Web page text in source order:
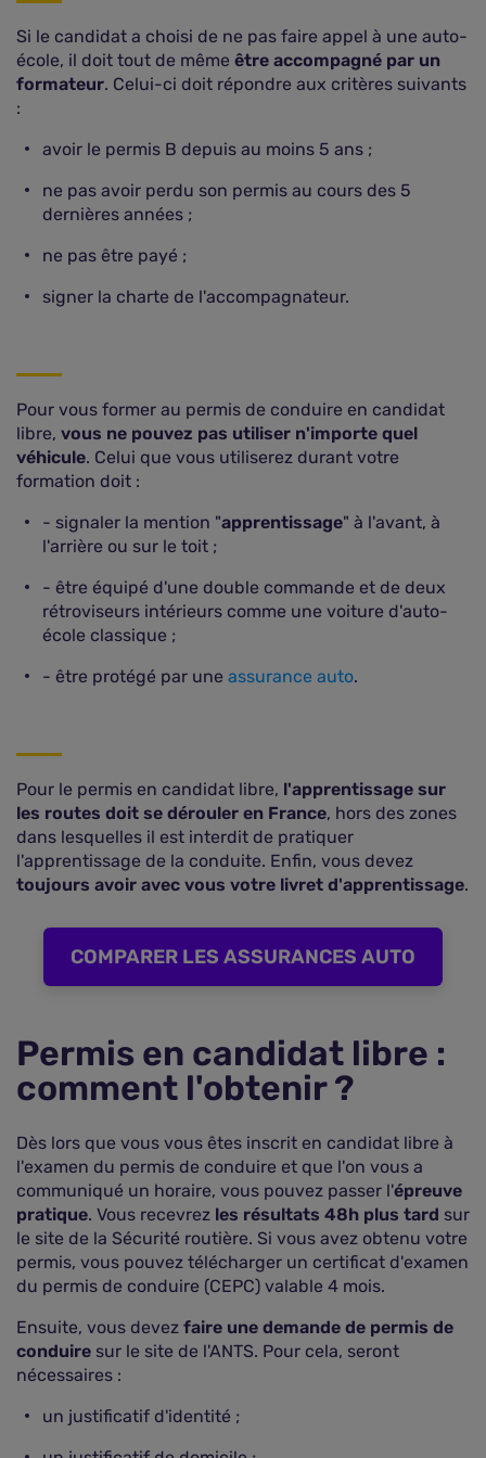
Si le candidat a choisi de ne pas faire appel à une auto-
école, il doit tout de même être accompagné par un
formateur. Celui-ci doit répondre aux critères suivants
:
avoir le permis B depuis au moins 5 ans ;
ne pas avoir perdu son permis au cours des 5
dernières années ;
ne pas être payé ;
signer la charte de l'accompagnateur.
Pour vous former au permis de conduire en candidat
libre, vous ne pouvez pas utiliser n'importe quel
véhicule. Celui que vous utiliserez durant votre
formation doit :
- signaler la mention "apprentissage" à l'avant, à
l'arrière ou sur le toit ;
- être équipé d'une double commande et de deux
rétroviseurs intérieurs comme une voiture d'auto-
école classique ;
- être protégé par une assurance auto.
Pour le permis en candidat libre, l'apprentissage sur
les routes doit se dérouler en France, hors des zones
dans lesquelles il est interdit de pratiquer
l'apprentissage de la conduite. Enfin, vous devez
toujours avoir avec vous votre livret d'apprentissage.
COMPARER LES ASSURANCES AUTO
Permis en candidat libre :
comment l'obtenir ?
Dès lors que vous vous êtes inscrit en candidat libre à
l'examen du permis de conduire et que l'on vous a
communiqué un horaire, vous pouvez passer l'épreuve
pratique. Vous recevrez les résultats 48h plus tard sur
le site de la Sécurité routière. Si vous avez obtenu votre
permis, vous pouvez télécharger un certificat d'examen
du permis de conduire (CEPC) valable 4 mois.
Ensuite, vous devez faire une demande de permis de
conduire sur le site de l'ANTS. Pour cela, seront
nécessaires :
un justificatif d'identité ;